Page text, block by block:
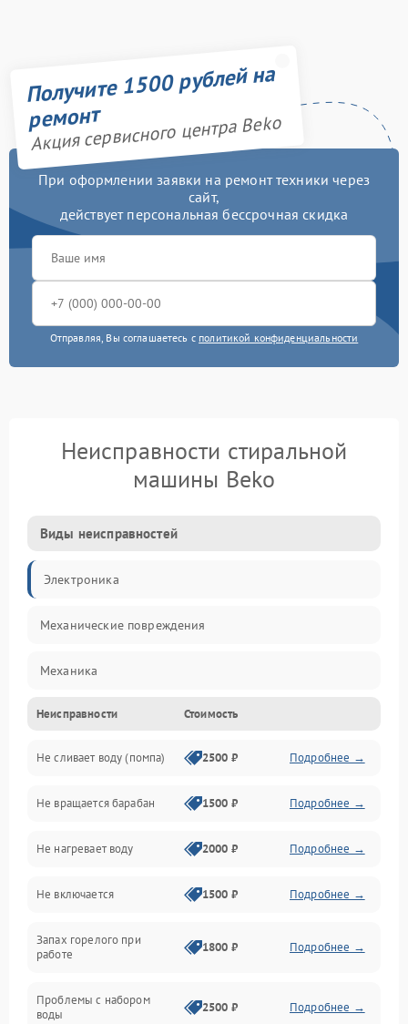
Получите 1500 рублей на
ремонт
Акция сервисного центра Beko
При оформлении заявки на ремонт техники через
сайт,
действует персональная бессрочная скидка
Отправляя, Вы соглашаетесь с политикой конфиденциальности
Неисправности стиральной
машины Beko
Виды неисправностей
Электроника
Механические повреждения
Механика
Электропитание
Водоснабжение
Слив
Программное обеспечение
Неисправности Стоимость
Не сливает воду (помпа) 2500 ₽ Подробнее →
Не вращается барабан 1500 ₽ Подробнее →
Не нагревает воду 2000 ₽ Подробнее →
Не включается 1500 ₽ Подробнее →
Запах горелого при
работе
1800 ₽ Подробнее →
Проблемы с набором
воды
2500 ₽ Подробнее →